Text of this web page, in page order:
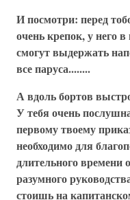
И посмотри: перед
очень крепок, у него
смогут выдержать
все паруса........
А вдоль бортов
У тебя очень
первому твоему
необходимо для
длительного времени
разумного
стоишь на